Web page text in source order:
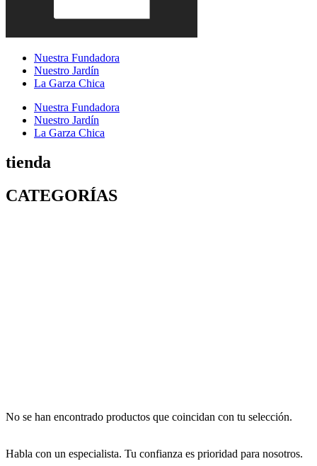
Nuestra Fundadora
Nuestro Jardín
La Garza Chica
Nuestra Fundadora
Nuestro Jardín
La Garza Chica
tienda
CATEGORÍAS
No se han encontrado productos que coincidan con tu selección.
Habla con un especialista. Tu confianza es prioridad para nosotros.